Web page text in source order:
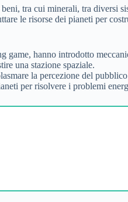
tra cui minerali, tra diversi
le risorse dei pianeti per
game, hanno introdotto
una stazione spaziale.
la percezione del
per risolvere i problemi